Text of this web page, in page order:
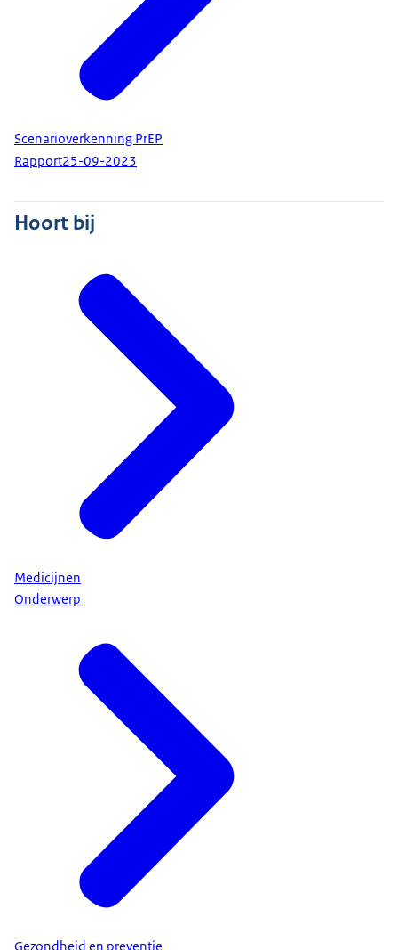
Scenarioverkenning PrEP
Rapport25-09-2023
Hoort bij
Medicijnen
Onderwerp